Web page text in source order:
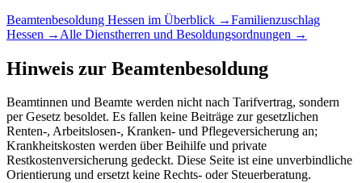
Beamtenbesoldung Hessen im Überblick →Familienzuschlag
Hessen → Alle Dienstherren und Besoldungsordnungen →
Hinweis zur Beamtenbesoldung
Beamtinnen und Beamte werden nicht nach Tarifvertrag, sondern
per Gesetz besoldet. Es fallen keine Beiträge zur gesetzlichen
Renten-, Arbeitslosen-, Kranken- und Pflegeversicherung an;
Krankheitskosten werden über Beihilfe und private
Restkostenversicherung gedeckt. Diese Seite ist eine unverbindliche
Orientierung und ersetzt keine Rechts- oder Steuerberatung.